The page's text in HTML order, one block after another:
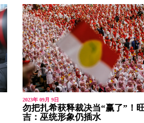
2023年 09月 9日
勿把扎希获释裁决当“赢了”！
吉：巫统形象仍插水